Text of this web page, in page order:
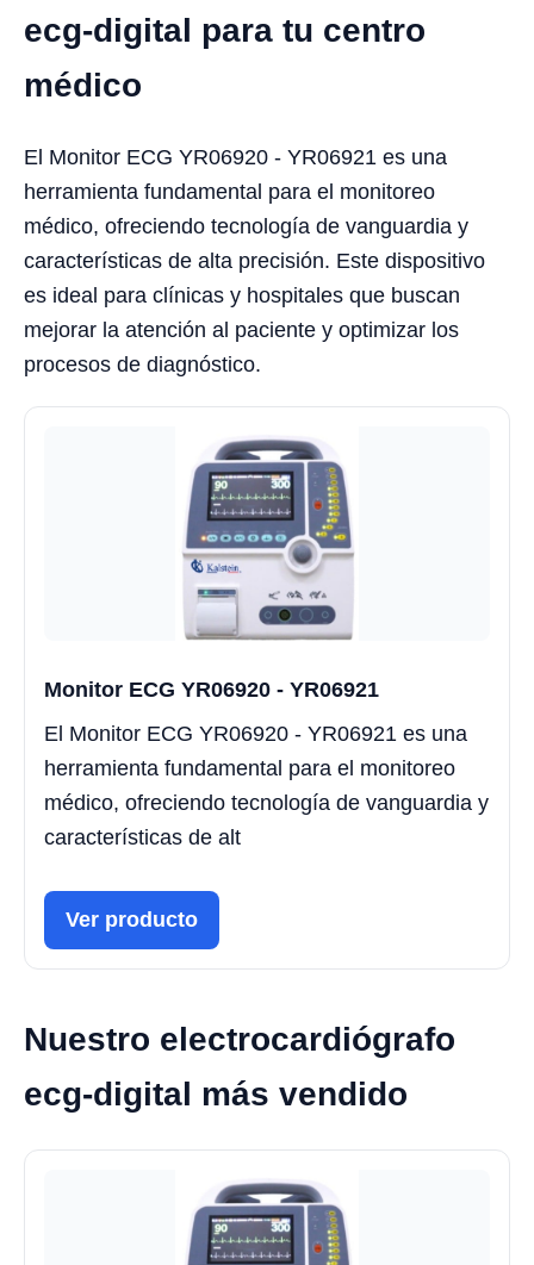
ecg-digital para tu centro
médico
El Monitor ECG YR06920 - YR06921 es una
herramienta fundamental para el monitoreo
médico, ofreciendo tecnología de vanguardia y
características de alta precisión. Este dispositivo
es ideal para clínicas y hospitales que buscan
mejorar la atención al paciente y optimizar los
procesos de diagnóstico.
Monitor ECG YR06920 - YR06921
El Monitor ECG YR06920 - YR06921 es una
herramienta fundamental para el monitoreo
médico, ofreciendo tecnología de vanguardia y
características de alt
Ver producto
Nuestro electrocardiógrafo
ecg-digital más vendido